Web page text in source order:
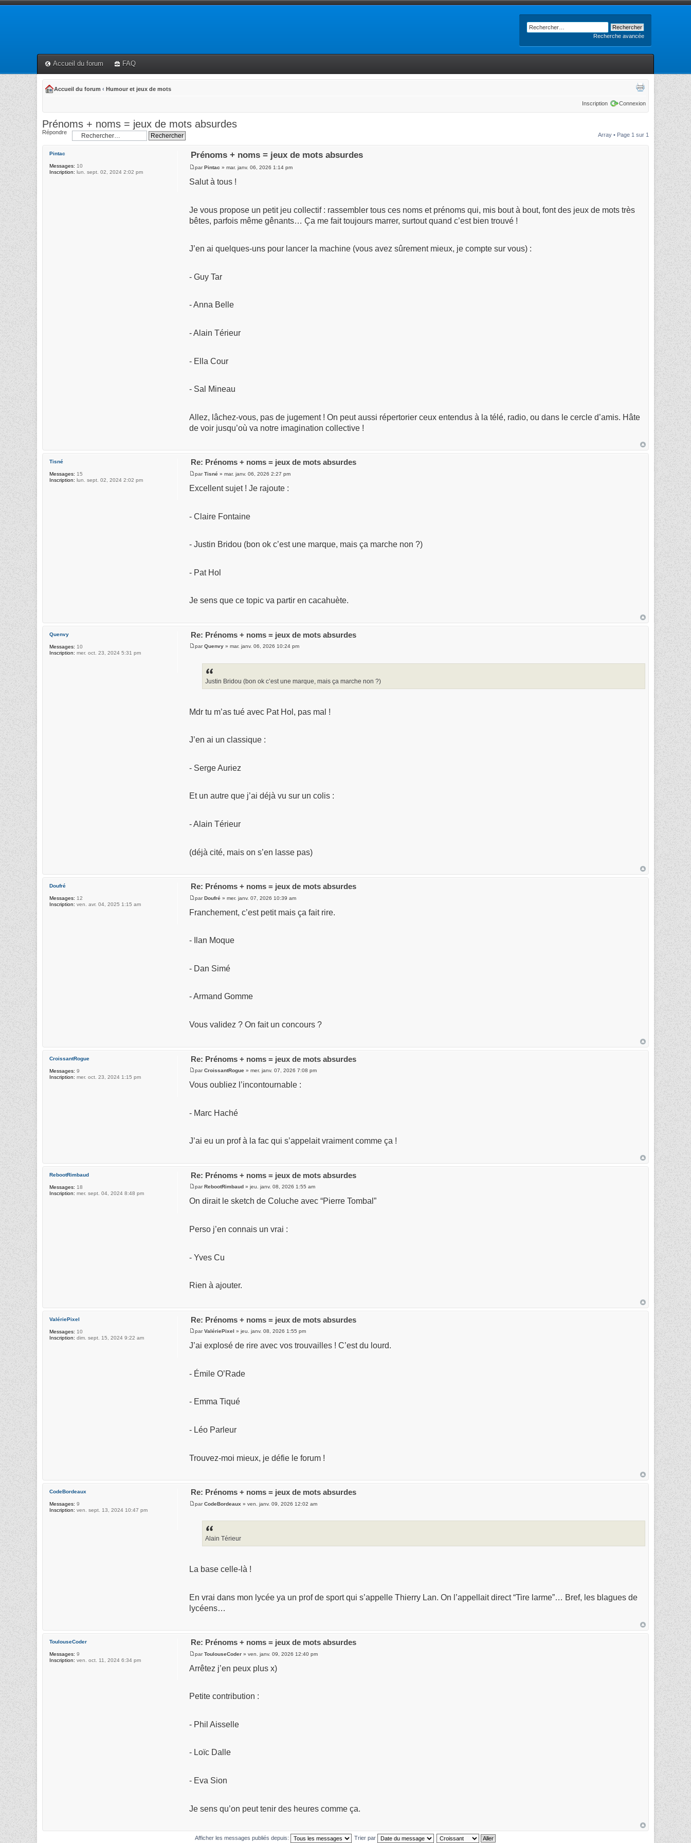
Recherche avancée
Accueil du forum FAQ
Accueil du forum ‹ Humour et jeux de mots
Inscription Connexion
Prénoms + noms = jeux de mots absurdes
Répondre Array • Page 1 sur 1
Prénoms + noms = jeux de mots absurdes
parPintac » mar. janv. 06, 2026 1:14 pm
Salut à tous !
Je vous propose un petit jeu collectif : rassembler tous ces noms et prénoms qui, mis bout à bout, font des jeux de mots très
bêtes, parfois même gênants… Ça me fait toujours marrer, surtout quand c’est bien trouvé !
J’en ai quelques-uns pour lancer la machine (vous avez sûrement mieux, je compte sur vous) :
- Guy Tar
- Anna Belle
- Alain Térieur
- Ella Cour
- Sal Mineau
Allez, lâchez-vous, pas de jugement ! On peut aussi répertorier ceux entendus à la télé, radio, ou dans le cercle d’amis. Hâte
de voir jusqu’où va notre imagination collective !
Pintac
Messages: 10
Inscription: lun. sept. 02, 2024 2:02 pm
Re: Prénoms + noms = jeux de mots absurdes
parTisné » mar. janv. 06, 2026 2:27 pm
Excellent sujet ! Je rajoute :
- Claire Fontaine
- Justin Bridou (bon ok c’est une marque, mais ça marche non ?)
- Pat Hol
Je sens que ce topic va partir en cacahuète.
Tisné
Messages: 15
Inscription: lun. sept. 02, 2024 2:02 pm
Re: Prénoms + noms = jeux de mots absurdes
parQuenvy » mar. janv. 06, 2026 10:24 pm
Justin Bridou (bon ok c’est une marque, mais ça marche non ?)
Mdr tu m’as tué avec Pat Hol, pas mal !
J’en ai un classique :
- Serge Auriez
Et un autre que j’ai déjà vu sur un colis :
- Alain Térieur
(déjà cité, mais on s’en lasse pas)
Quenvy
Messages: 10
Inscription: mer. oct. 23, 2024 5:31 pm
Re: Prénoms + noms = jeux de mots absurdes
parDoufré » mer. janv. 07, 2026 10:39 am
Franchement, c’est petit mais ça fait rire.
- Ilan Moque
- Dan Simé
- Armand Gomme
Vous validez ? On fait un concours ?
Doufré
Messages: 12
Inscription: ven. avr. 04, 2025 1:15 am
Re: Prénoms + noms = jeux de mots absurdes
parCroissantRogue » mer. janv. 07, 2026 7:08 pm
Vous oubliez l’incontournable :
- Marc Haché
J’ai eu un prof à la fac qui s’appelait vraiment comme ça !
CroissantRogue
Messages: 9
Inscription: mer. oct. 23, 2024 1:15 pm
Re: Prénoms + noms = jeux de mots absurdes
par RebootRimbaud » jeu. janv. 08, 2026 1:55 am
On dirait le sketch de Coluche avec “Pierre Tombal”
Perso j’en connais un vrai :
- Yves Cu
Rien à ajouter.
RebootRimbaud
Messages: 18
Inscription: mer. sept. 04, 2024 8:48 pm
Re: Prénoms + noms = jeux de mots absurdes
parValériePixel » jeu. janv. 08, 2026 1:55 pm
J’ai explosé de rire avec vos trouvailles ! C’est du lourd.
- Émile O’Rade
- Emma Tiqué
- Léo Parleur
Trouvez-moi mieux, je défie le forum !
ValériePixel
Messages: 10
Inscription: dim. sept. 15, 2024 9:22 am
Re: Prénoms + noms = jeux de mots absurdes
parCodeBordeaux » ven. janv. 09, 2026 12:02 am
Alain Térieur
La base celle-là !
En vrai dans mon lycée ya un prof de sport qui s’appelle Thierry Lan. On l’appellait direct “Tire larme”… Bref, les blagues de
lycéens…
CodeBordeaux
Messages: 9
Inscription: ven. sept. 13, 2024 10:47 pm
Re: Prénoms + noms = jeux de mots absurdes
parToulouseCoder » ven. janv. 09, 2026 12:40 pm
Arrêtez j’en peux plus x)
Petite contribution :
- Phil Aisselle
- Loïc Dalle
- Eva Sion
Je sens qu’on peut tenir des heures comme ça.
ToulouseCoder
Messages: 9
Inscription: ven. oct. 11, 2024 6:34 pm
Afficher les messages publiés depuis: Trier par